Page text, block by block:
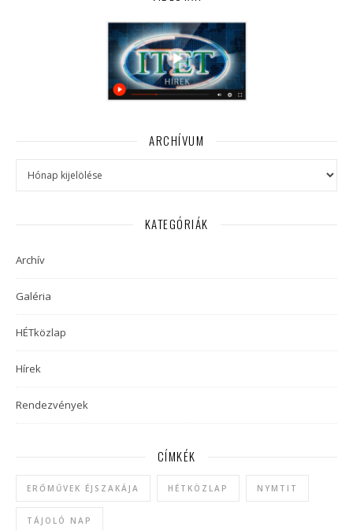
ARCHÍVUM
KATEGÓRIÁK
Archív
Galéria
HÉTközlap
Hírek
Rendezvények
CÍMKÉK
ERŐMŰVEK ÉJSZAKÁJA HÉTKÖZLAP NYMTIT
TÁJOLÓ NAP